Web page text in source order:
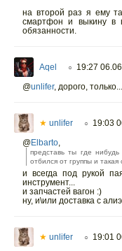
на второй раз я ему
смартфон и выкину в
обязанности.
Aqel ○ 19:27
@unlifer, дорого, только...
★ unlifer ○ 19:03
@Elbarto,
представь ты где
отбился от группы и такая
и всегда под рукой
инструмент...
и запчастей вагон :)
ну, и\или доставка с
★ unlifer ○ 19:01